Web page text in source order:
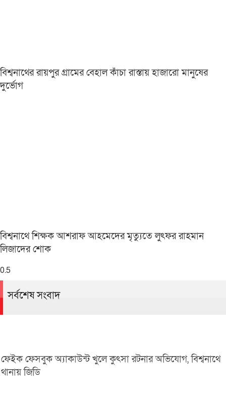
বিশ্বনাথের রায়পুর গ্রামের বেহাল কাঁচা রাস্তায় হাজারো মানুষের
দুর্ভোগ
বিশ্বনাথে শিক্ষক আশরাফ আহমেদের মৃত্যুতে লুৎফর রাহমান
লিজাদের শোক
সর্বশেষ সংবাদ
ফেইক ফেসবুক অ্যাকাউন্ট খুলে কুৎসা রটনার অভিযোগ, বিশ্বনাথে
থানায় জিডি